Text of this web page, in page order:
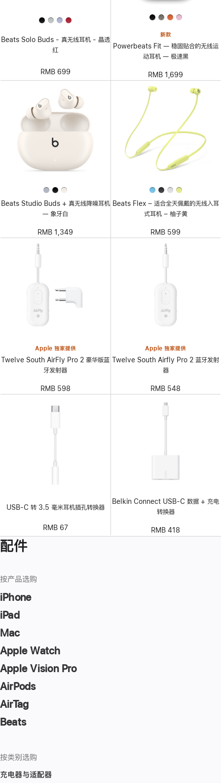
Beats Solo Buds - 真无线耳机 - 晶透
红
RMB 699
新款
Powerbeats Fit — 稳固贴合的无线运
动耳机 — 极速黑
RMB 1,699
Beats Studio Buds + 真无线降噪耳机
— 象牙白
RMB 1,349
Beats Flex – 适合全天佩戴的无线入耳
式耳机 – 柚子黄
RMB 599
Apple 独家提供
Twelve South AirFly Pro 2 豪华版蓝
牙发射器
RMB 598
Apple 独家提供
Twelve South Airfly Pro 2 蓝牙发射
器
RMB 548
USB-C 转 3.5 毫米耳机插孔转换器
RMB 67
Belkin Connect USB-C 数据 + 充电
转换器
RMB 418
配件
按产品选购
iPhone
iPad
Mac
Apple Watch
Apple Vision Pro
AirPods
AirTag
Beats
按类别选购
充电器与适配器